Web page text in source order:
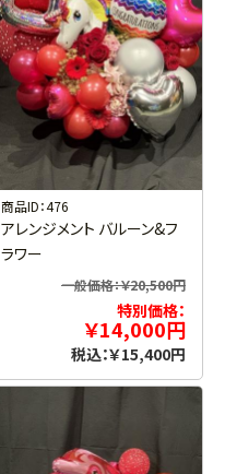
商品ID：476
アレンジメント バルーン&フ
ラワー
一般価格：￥20,500円
特別価格：
￥14,000円
税込：￥15,400円